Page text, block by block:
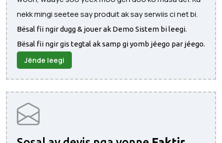
nekk mingi seetee say produit ak say serwiis ci net bi.
Bësal fii ngir dugg & jouer ak Demo Sistem bi leegi.
Bësal fii ngir gis tegtal ak samp gi yomb jéego par jéego.
Jënde leegi